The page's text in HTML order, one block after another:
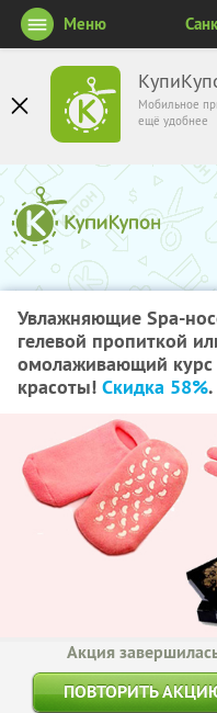
Мобильное
ещё удобнее
Меню
Увлажняющие Spa-
гелевой пропиткой
омолаживающий курс
красоты! Скидка 58%
Акция
ПОВТОРИТЬ